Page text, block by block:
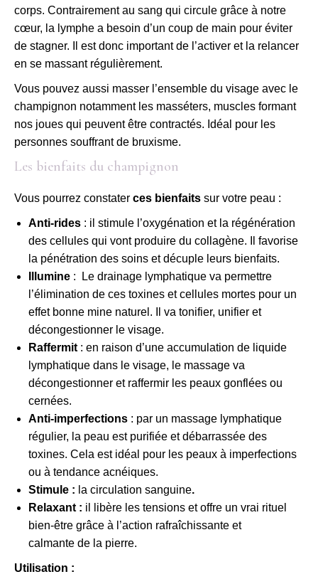
corps. Contrairement au sang qui circule grâce à notre
cœur, la lymphe a besoin d’un coup de main pour éviter
de stagner. Il est donc important de l’activer et la relancer
en se massant régulièrement.
Vous pouvez aussi masser l’ensemble du visage avec le
champignon notamment les masséters, muscles formant
nos joues qui peuvent être contractés. Idéal pour les
personnes souffrant de bruxisme.
Les bienfaits du champignon
Vous pourrez constater ces bienfaits sur votre peau :
Anti-rides : il stimule l’oxygénation et la régénération
des cellules qui vont produire du collagène. Il favorise
la pénétration des soins et décuple leurs bienfaits.
Illumine : Le drainage lymphatique va permettre
l’élimination de ces toxines et cellules mortes pour un
effet bonne mine naturel. Il va tonifier, unifier et
décongestionner le visage.
Raffermit : en raison d’une accumulation de liquide
lymphatique dans le visage, le massage va
décongestionner et raffermir les peaux gonflées ou
cernées.
Anti-imperfections : par un massage lymphatique
régulier, la peau est purifiée et débarrassée des
toxines. Cela est idéal pour les peaux à imperfections
ou à tendance acnéiques.
Stimule : la circulation sanguine.
Relaxant : il libère les tensions et offre un vrai rituel
bien-être grâce à l’action rafraîchissante et
calmante de la pierre.
Utilisation :